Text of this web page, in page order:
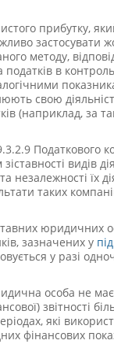
прибутку,
застосувати
методу,
в
свою
(наприклад, за
Податкового
видів
незалежності їх
таких
юридичних
зазначених у
у разі
особа не
звітності
які
фінансових